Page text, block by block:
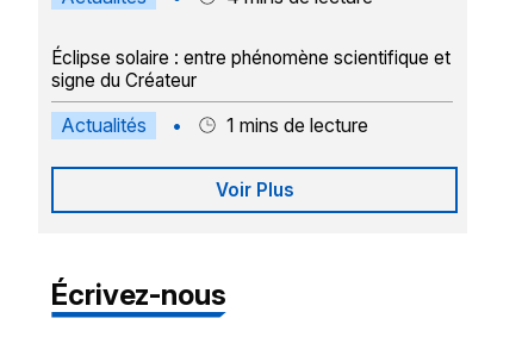
Éclipse solaire : entre phénomène scientifique et
signe du Créateur
Actualités • 1 mins de lecture
Voir Plus
Écrivez-nous